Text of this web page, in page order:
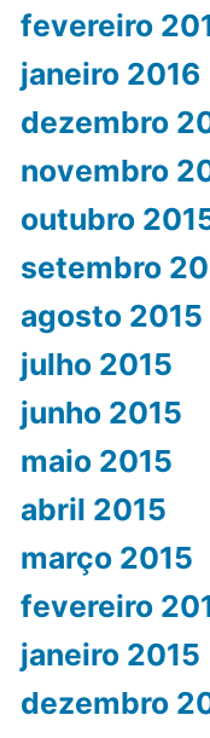
fevereiro
janeiro 2016
dezembro
novembro
outubro
setembro
agosto 2015
julho 2015
junho 2015
maio 2015
abril 2015
março 2015
fevereiro
janeiro 2015
dezembro